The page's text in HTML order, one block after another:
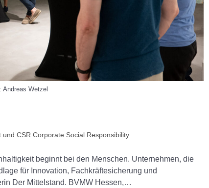
Andreas Wetzel
und CSR Corporate Social Responsibility
beginnt bei den Menschen. Unternehmen, die
für Innovation, Fachkräftesicherung und
Der Mittelstand. BVMW Hessen,…